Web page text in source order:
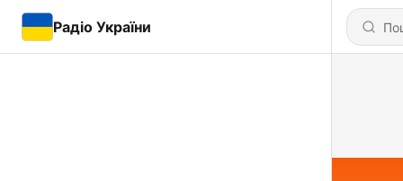
Радіо України